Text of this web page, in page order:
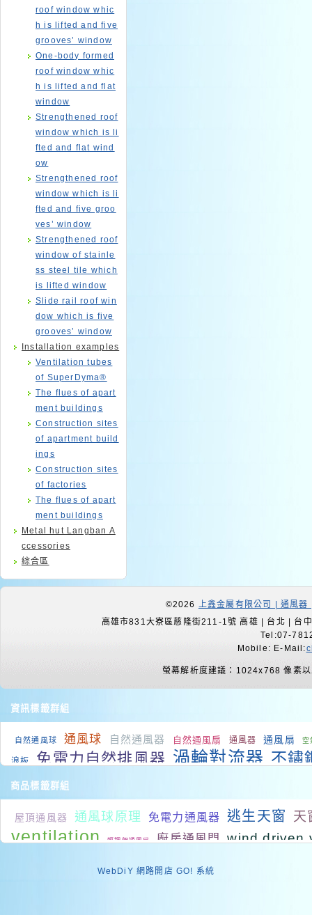
roof window whic
h is lifted and five
grooves’ window
One-body formed
roof window whic
h is lifted and flat
window
Strengthened roof
window which is li
fted and flat wind
ow
Strengthened roof
window which is li
fted and five groo
ves’ window
Strengthened roof
window of stainle
ss steel tile which
is lifted window
Slide rail roof win
dow which is five
grooves’ window
Installation examples
Ventilation tubes
of SuperDyma®
The flues of apart
ment buildings
Construction sites
of apartment build
ings
Construction sites
of factories
The flues of apart
ment buildings
Metal hut Langban A
ccessories
綜合區
©2026 上鑫金屬有限公司 | 通風
高雄市831大寮區慈隆街211-1號 高雄 | 台北 | 台
Tel:07-
Mobile: E-Mail:
螢幕解析度建議：1024x768 像素
資訊標籤群組
自然通風球 通風球 自然通風器 自然通風扇 通風器 通風扇 空
浪板 免電力自然排風器 渦輪對流器 不鏽
備 降溫系統 房間降溫
扇 頂樓 降溫 屋頂通風設備 工業排風扇 廠房降
降溫 通風設備廠 通風機 廠房降溫系統 負壓式廠
商品標籤群組
屋頂通風器 通風球原理 免電力通風器 逃生天窗 天
ventilation 輕鋼架通風扇 廚房通風門 wind driven
火場逃生
WebDiY 網路開店 GO! 系統